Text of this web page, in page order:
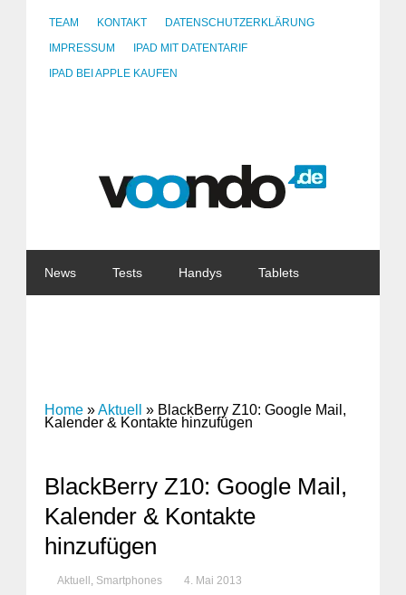
TEAM KONTAKT
DATENSCHUTZERKLÄRUNG
IMPRESSUM
IPAD MIT DATENTARIF
IPAD BEI APPLE KAUFEN
News Tests Handys Tablets
Home »Aktuell » BlackBerry Z10: Google Mail,
Kalender & Kontakte hinzufügen
BlackBerry Z10: Google Mail,
Kalender & Kontakte
hinzufügen
Aktuell , Smartphones 4. Mai 2013